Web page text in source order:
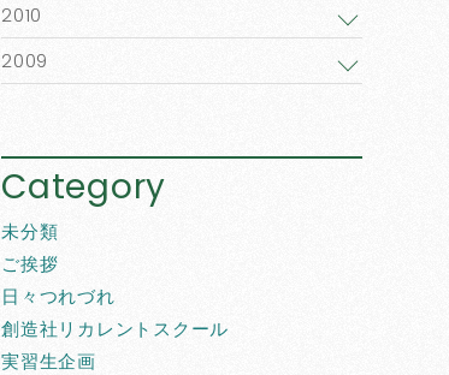
2010
2009
Category
未分類
ご挨拶
日々つれづれ
創造社リカレントスクール
実習生企画